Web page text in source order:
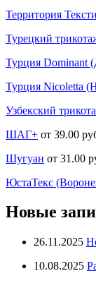
Территория
Турецкий
Турция Dominant
Турция Nicoletta
Узбекский
ШАГ+ от 39.00
Шугуан от 31.00
ЮстаТекс
Новые
26.11.2025
10.08.2025